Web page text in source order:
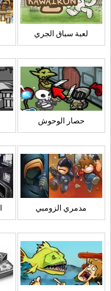
لعبة سباق الجري
حصار الوحوش
مدمري الزومبي